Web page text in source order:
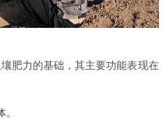
肥力的基础，其主要功能表现在